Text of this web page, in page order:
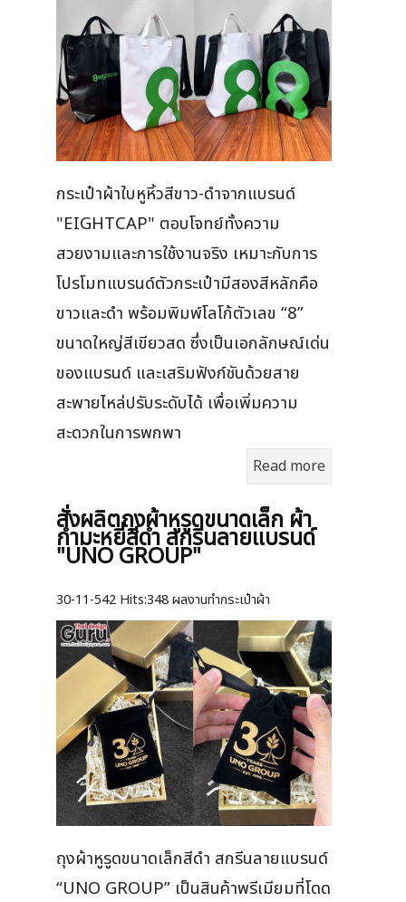
กระเป๋าผ้าใบหูหิ้วสีขาว-ดำจากแบรนด์
"EIGHTCAP" ตอบโจทย์ทั้งความ
สวยงามและการใช้งานจริง เหมาะกับการ
โปรโมทแบรนด์ตัวกระเป๋ามีสองสีหลักคือ
ขาวและดำ พร้อมพิมพ์โลโก้ตัวเลข “8”
ขนาดใหญ่สีเขียวสด ซึ่งเป็นเอกลักษณ์เด่น
ของแบรนด์ และเสริมฟังก์ชันด้วยสาย
สะพายไหล่ปรับระดับได้ เพื่อเพิ่มความ
สะดวกในการพกพา
Read more
สั่งผลิตถุงผ้าหูรูดขนาดเล็ก ผ้า
กำมะหยี่สีดำ สกรีนลายแบรนด์
"UNO GROUP"
30-11-542 Hits:348 ผลงานทำกระเป๋าผ้า
ถุงผ้าหูรูดขนาดเล็กสีดำ สกรีนลายแบรนด์
“UNO GROUP” เป็นสินค้าพรีเมียมที่โดด